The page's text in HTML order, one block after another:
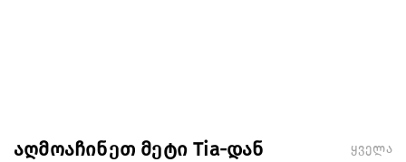
აღმოაჩინეთ მეტი Tia-დან ყველა